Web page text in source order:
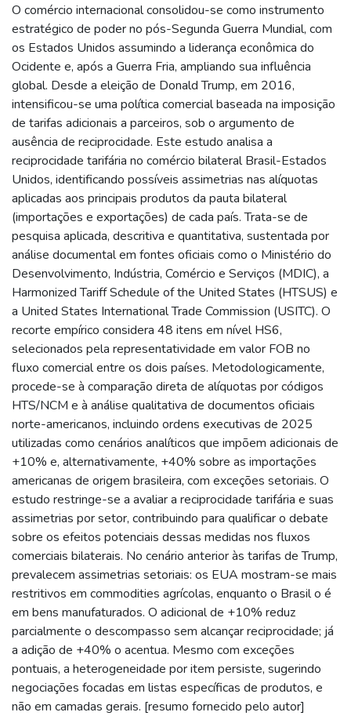
O comércio internacional consolidou-se como instrumento
estratégico de poder no pós-Segunda Guerra Mundial, com
os Estados Unidos assumindo a liderança econômica do
Ocidente e, após a Guerra Fria, ampliando sua influência
global. Desde a eleição de Donald Trump, em 2016,
intensificou-se uma política comercial baseada na imposição
de tarifas adicionais a parceiros, sob o argumento de
ausência de reciprocidade. Este estudo analisa a
reciprocidade tarifária no comércio bilateral Brasil-Estados
Unidos, identificando possíveis assimetrias nas alíquotas
aplicadas aos principais produtos da pauta bilateral
(importações e exportações) de cada país. Trata-se de
pesquisa aplicada, descritiva e quantitativa, sustentada por
análise documental em fontes oficiais como o Ministério do
Desenvolvimento, Indústria, Comércio e Serviços (MDIC), a
Harmonized Tariff Schedule of the United States (HTSUS) e
a United States International Trade Commission (USITC). O
recorte empírico considera 48 itens em nível HS6,
selecionados pela representatividade em valor FOB no
fluxo comercial entre os dois países. Metodologicamente,
procede-se à comparação direta de alíquotas por códigos
HTS/NCM e à análise qualitativa de documentos oficiais
norte-americanos, incluindo ordens executivas de 2025
utilizadas como cenários analíticos que impõem adicionais de
+10% e, alternativamente, +40% sobre as importações
americanas de origem brasileira, com exceções setoriais. O
estudo restringe-se a avaliar a reciprocidade tarifária e suas
assimetrias por setor, contribuindo para qualificar o debate
sobre os efeitos potenciais dessas medidas nos fluxos
comerciais bilaterais. No cenário anterior às tarifas de Trump,
prevalecem assimetrias setoriais: os EUA mostram-se mais
restritivos em commodities agrícolas, enquanto o Brasil o é
em bens manufaturados. O adicional de +10% reduz
parcialmente o descompasso sem alcançar reciprocidade; já
a adição de +40% o acentua. Mesmo com exceções
pontuais, a heterogeneidade por item persiste, sugerindo
negociações focadas em listas específicas de produtos, e
não em camadas gerais. [resumo fornecido pelo autor]